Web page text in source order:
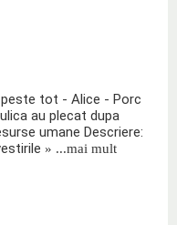
tot - Alice - Porc
au plecat dupa
umane Descriere:
» ...mai mult